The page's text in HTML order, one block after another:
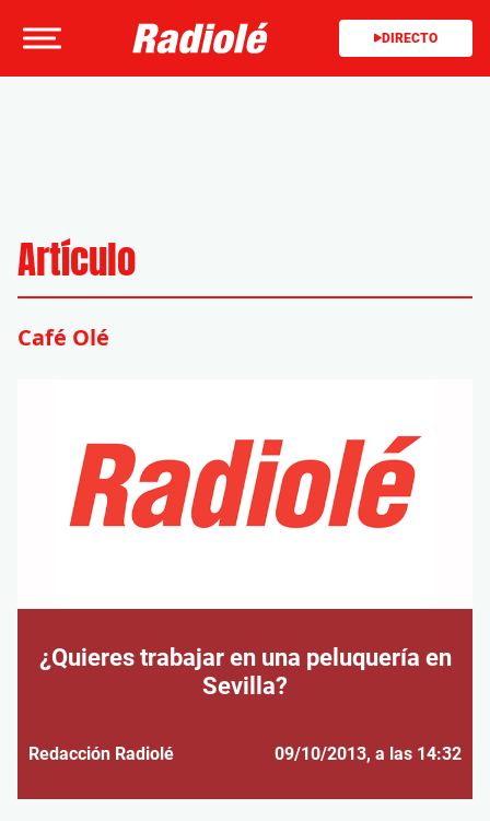
DIRECTO
Artículo
Café Olé
¿Quieres trabajar en una peluquería en
Sevilla?
Redacción Radiolé 09/10/2013, a las 14:32